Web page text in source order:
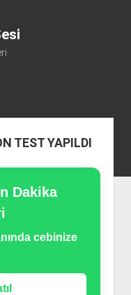
TEST YAPILDI
Dakika
cebinize